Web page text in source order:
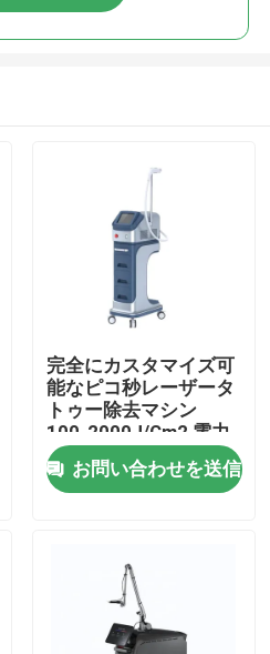
完全にカスタマイズ可
能なピコ秒レーザータ
トゥー除去マシン
100-2000J/Cm2 電力
出力
お問い合わせを送信